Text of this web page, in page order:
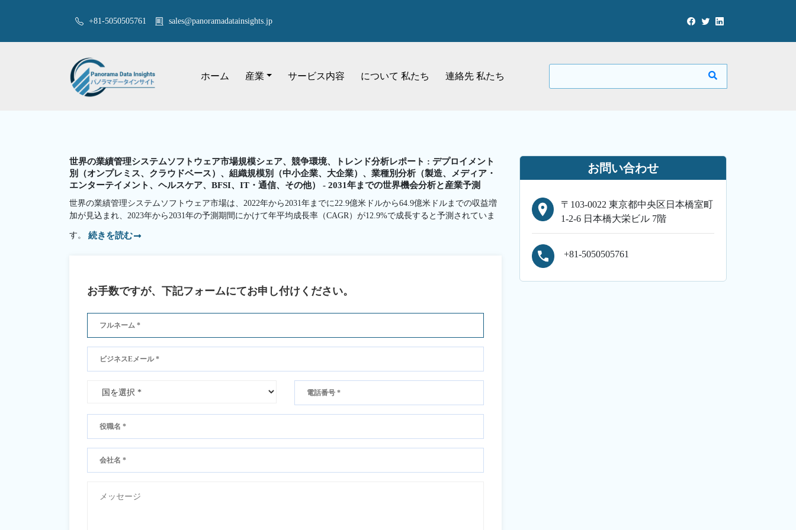
+81-5050505761 sales@panoramadatainsights.jp
ホーム 産業 サービス内容 について 私たち 連絡先 私たち
世界の業績管理システムソフトウェア市場規模シェア、競争環境、トレンド分析レポート : デプロイメント
別（オンプレミス、クラウドベース）、組織規模別（中小企業、大企業）、業種別分析（製造、メディア・
エンターテイメント、ヘルスケア、BFSI、IT・通信、その他） - 2031年までの世界機会分析と産業予測
世界の業績管理システムソフトウェア市場は、2022年から2031年までに22.9億米ドルから64.9億米ドルまでの収益増
加が見込まれ、2023年から2031年の予測期間にかけて年平均成長率（CAGR）が12.9%で成長すると予測されていま
す。 続きを読む
お手数ですが、下記フォームにてお申し付けください。
お問い合わせ
〒103-0022 東京都中央区日本橋室町
1-2-6 日本橋大栄ビル 7階
+81-5050505761